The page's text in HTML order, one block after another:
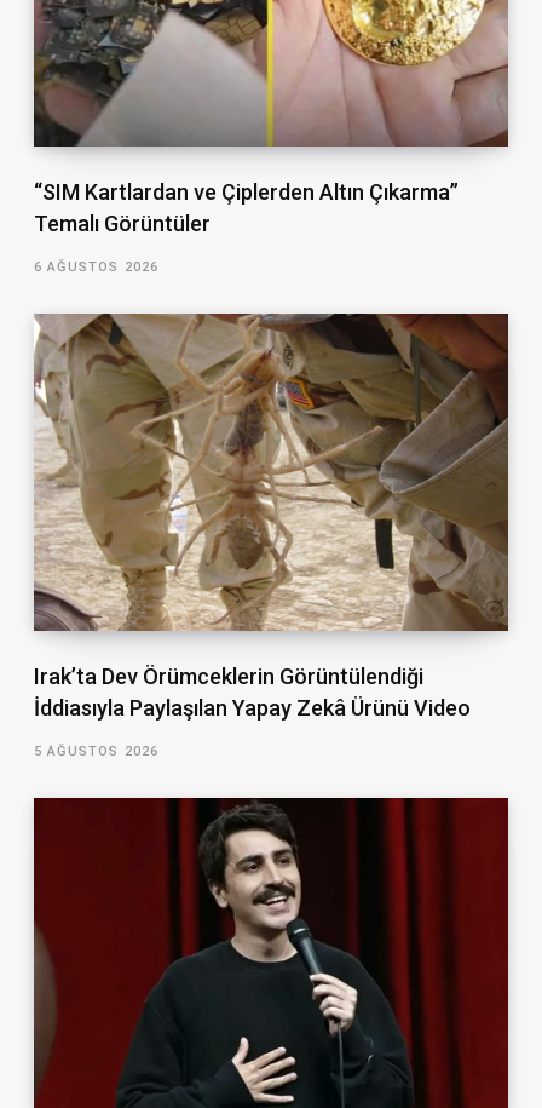
“SIM Kartlardan ve Çiplerden Altın Çıkarma”
Temalı Görüntüler
6 AĞUSTOS 2026
Irak’ta Dev Örümceklerin Görüntülendiği
İddiasıyla Paylaşılan Yapay Zekâ Ürünü Video
5 AĞUSTOS 2026